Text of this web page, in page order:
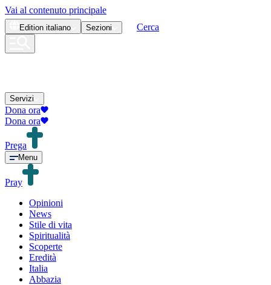
Vai al contenuto principale
Edition italiano Sezioni Cerca
Servizi
Dona ora
Dona ora
Prega
Menu
Pray
Opinioni
News
Stile di vita
Spiritualità
Scoperte
Eredità
Italia
Abbazia